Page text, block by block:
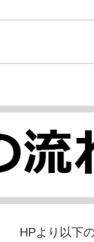
HPより以下